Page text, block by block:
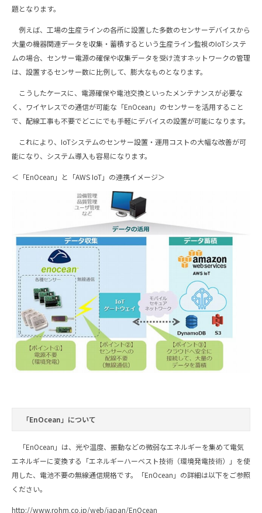
題となります。
例えば、工場の生産ラインの各所に設置した多数のセンサーデバイスから
大量の機器関連データを収集・蓄積するという生産ライン監視のIoTシステ
ムの場合、センサー電源の確保や収集データを受け流すネットワークの管理
は、設置するセンサー数に比例して、膨大なものとなります。
こうしたケースに、電源確保や電池交換といったメンテナンスが必要な
く、ワイヤレスでの通信が可能な「EnOcean」のセンサーを活用すること
で、配線工事も不要でどこにでも手軽にデバイスの設置が可能になります。
これにより、IoTシステムのセンサー設置・運用コストの大幅な改善が可
能になり、システム導入も容易になります。
＜「EnOcean」と「AWS IoT」の連携イメージ＞
「EnOcean」について
「EnOcean」は、光や温度、振動などの微弱なエネルギーを集めて電気
エネルギーに変換する「エネルギーハーベスト技術（環境発電技術）」を使
用した、電池不要の無線通信規格です。「EnOcean」の詳細は以下をご参照
ください。
http://www.rohm.co.jp/web/japan/EnOcean